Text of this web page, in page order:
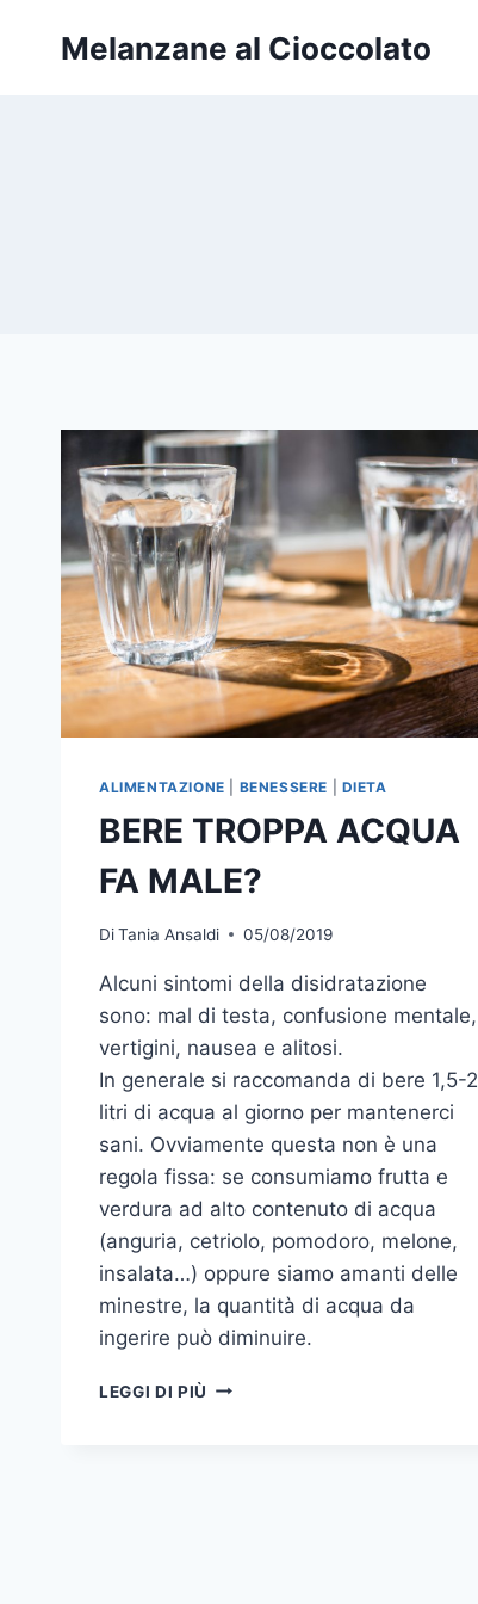
Melanzane al Cioccolato
ALIMENTAZIONE BENESSERE DIETA
BERE TROPPA ACQUA
FA MALE?
DiTania Ansaldi 05/08/2019
Alcuni sintomi della disidratazione
sono: mal di testa, confusione mentale,
vertigini, nausea e alitosi.
In generale si raccomanda di bere 1,5-2
litri di acqua al giorno per mantenerci
sani. Ovviamente questa non è una
regola fissa: se consumiamo frutta e
verdura ad alto contenuto di acqua
(anguria, cetriolo, pomodoro, melone,
insalata…) oppure siamo amanti delle
minestre, la quantità di acqua da
ingerire può diminuire.
LEGGI DI PIÙ BERE